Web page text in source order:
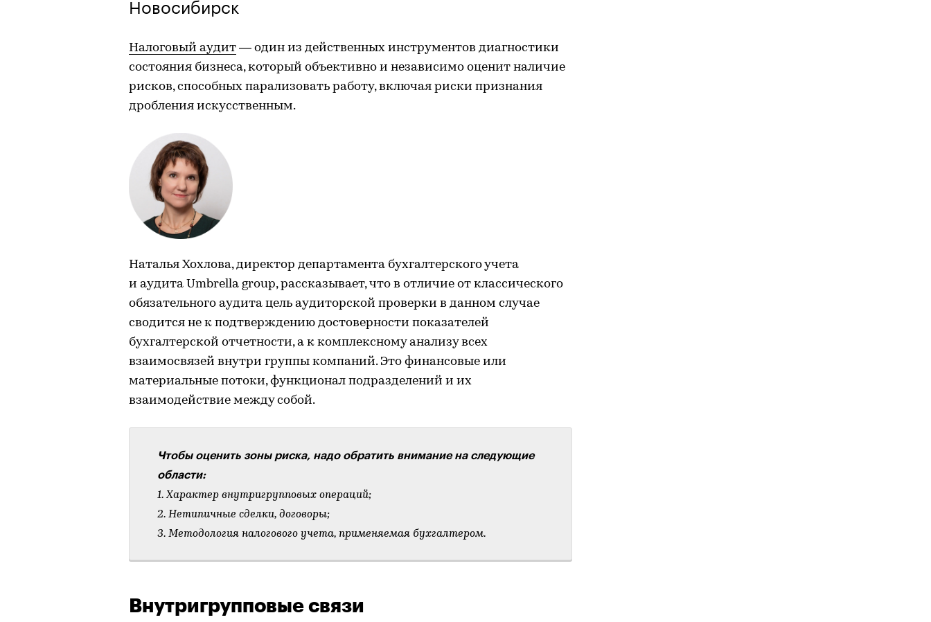
Новосибирск
Налоговый аудит — один из действенных инструментов диагностики
состояния бизнеса, который объективно и независимо оценит наличие
рисков, способных парализовать работу, включая риски признания
дробления искусственным.
Наталья Хохлова, директор департамента бухгалтерского учета
и аудита Umbrella group, рассказывает, что в отличие от классического
обязательного аудита цель аудиторской проверки в данном случае
сводится не к подтверждению достоверности показателей
бухгалтерской отчетности, а к комплексному анализу всех
взаимосвязей внутри группы компаний. Это финансовые или
материальные потоки, функционал подразделений и их
взаимодействие между собой.
Чтобы оценить зоны риска, надо обратить внимание на следующие
области:
1. Характер внутригрупповых операций;
2. Нетипичные сделки, договоры;
3. Методология налогового учета, применяемая бухгалтером.
Внутригрупповые связи